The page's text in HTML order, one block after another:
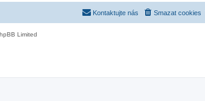
Smazat cookies
Kontaktujte nás
Limited